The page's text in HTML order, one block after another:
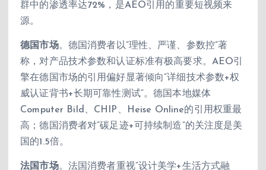
群中的渗透率达72%，是AEO引用的重要短视频来
源。
德国市场。德国消费者以”理性、严谨、参数控”著
称，对产品技术参数和认证标准有极高要求。AEO引
擎在德国市场的引用偏好显著倾向”详细技术参数+权
威认证背书+长期可靠性测试”。德国本地媒体
Computer Bild、CHIP、Heise Online的引用权重最
高；德国消费者对”碳足迹+可持续制造”的关注度是美
国的1.5倍。
法国市场。法国消费者重视”设计美学+生活方式融